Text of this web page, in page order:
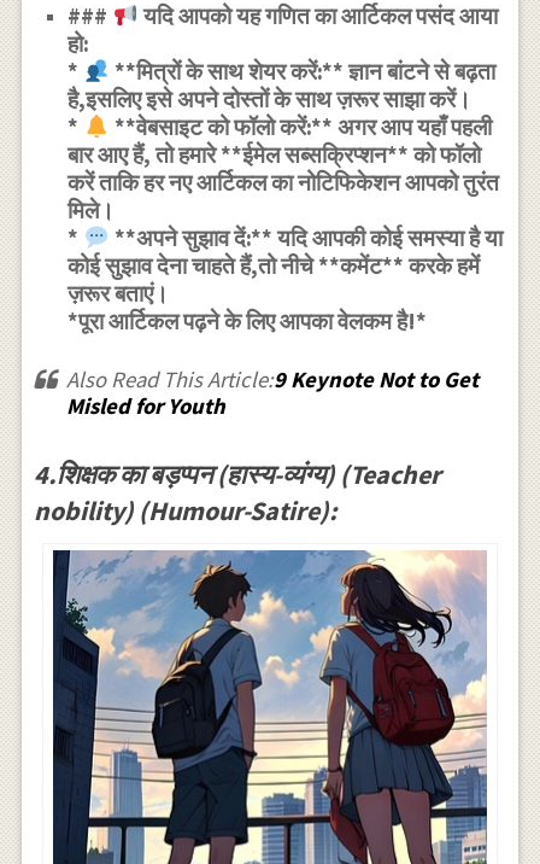
###
यदि आपको यह गणित का आर्टिकल पसंद आया
हो:
*
**मित्रों के साथ शेयर करें:** ज्ञान बांटने से बढ़ता
है,इसलिए इसे अपने दोस्तों के साथ ज़रूर साझा करें।
*
**वेबसाइट को फॉलो करें:** अगर आप यहाँ पहली
बार आए हैं, तो हमारे **ईमेल सब्सक्रिप्शन** को फॉलो
करें ताकि हर नए आर्टिकल का नोटिफिकेशन आपको तुरंत
मिले।
*
**अपने सुझाव दें:** यदि आपकी कोई समस्या है या
कोई सुझाव देना चाहते हैं,तो नीचे **कमेंट** करके हमें
ज़रूर बताएं।
*पूरा आर्टिकल पढ़ने के लिए आपका वेलकम है!*
Also Read This Article:9 Keynote Not to Get
Misled for Youth
4.शिक्षक का बड़प्पन (हास्य-व्यंग्य) (Teacher
nobility) (Humour-Satire):